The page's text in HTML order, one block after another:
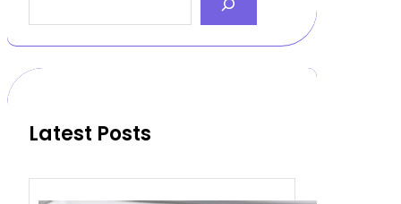
a
r
c
Latest Posts